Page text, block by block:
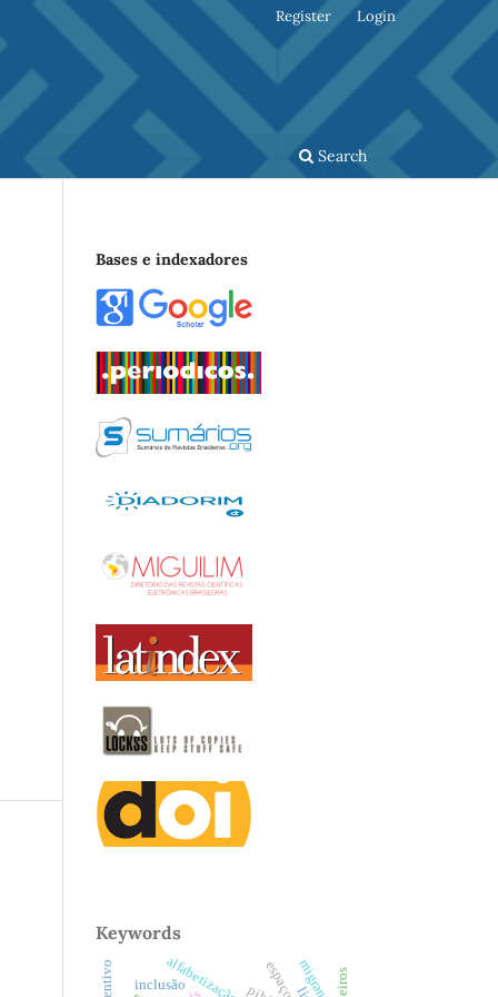
Search
Register Login
Bases e indexadores
Keywords
inclusão